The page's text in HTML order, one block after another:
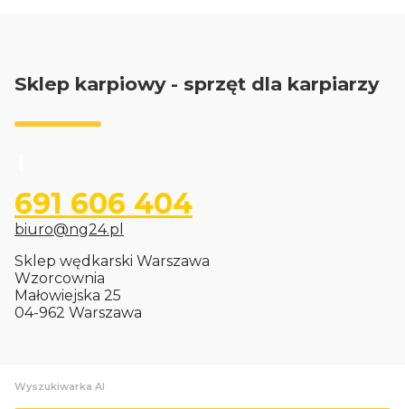
Sklep karpiowy - sprzęt dla karpiarzy
691 606 404
biuro@ng24.pl
Sklep wędkarski Warszawa
Wzorcownia
Małowiejska 25
04-962 Warszawa
Wyszukiwarka AI